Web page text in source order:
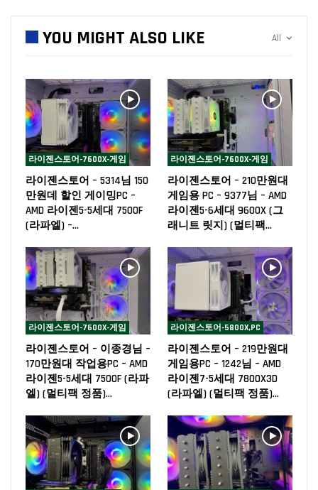
All
YOU MIGHT ALSO LIKE
라이젠스토어-7600X-게임
라이젠스토어 – 5314님 150
만원데 할인 게이밍PC –
AMD 라이젠5-5세대 7500F
(라파엘) –…
라이젠스토어-7600X-게임
라이젠스토어 – 210만원대
게임용 PC – 9377님 – AMD
라이젠5-6세대 9600X (그
래니트 릿지) (멀티팩…
라이젠스토어-7600X-게임
라이젠스토어 – 이종경님 –
170만원대 작업용PC – AMD
라이젠5-5세대 7500F (라파
엘) (멀티팩 정품)…
라이젠스토어-5800X,PC
라이젠스토어 – 219만원대
게임용PC – 1242님 – AMD
라이젠7-5세대 7800X3D
(라파엘) (멀티팩 정품)…